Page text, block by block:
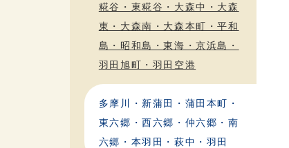
糀谷・東糀谷・大森中・大森
東・大森南・大森本町・平和
島・昭和島・東海・京浜島・
羽田旭町・羽田空港
多摩川・新蒲田・蒲田本町・
東六郷・西六郷・仲六郷・南
六郷・本羽田・萩中・羽田